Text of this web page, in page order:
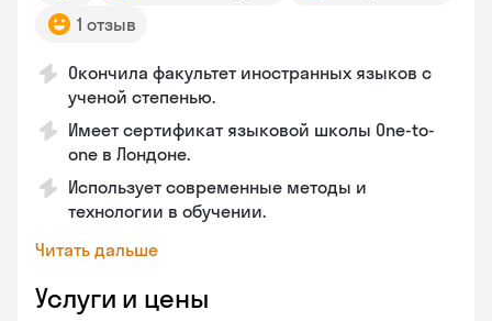
1 отзыв
Окончила факультет иностранных языков с
ученой степенью.
Имеет сертификат языковой школы One-to-
one в Лондоне.
Использует современные методы и
технологии в обучении.
Читать дальше
Услуги и цены